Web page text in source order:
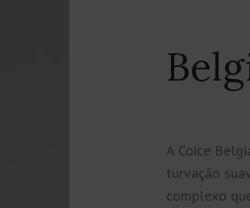
A Coice
turvação
complexo